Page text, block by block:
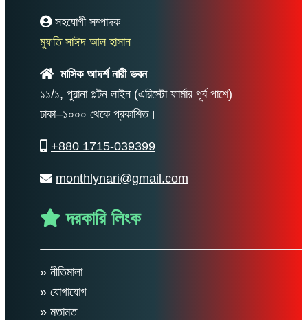
সহযোগী সম্পাদক
মুফতি সাঈদ আল হাসান
মাসিক আদর্শ নারী ভবন
১১/১, পুরানা পল্টন লাইন (এরিস্টো ফার্মার পূর্ব পাশে)
ঢাকা–১০০০ থেকে প্রকাশিত।
+880 1715-039399
monthlynari@gmail.com
দরকারি লিংক
» নীতিমালা
» যোগাযোগ
» মতামত